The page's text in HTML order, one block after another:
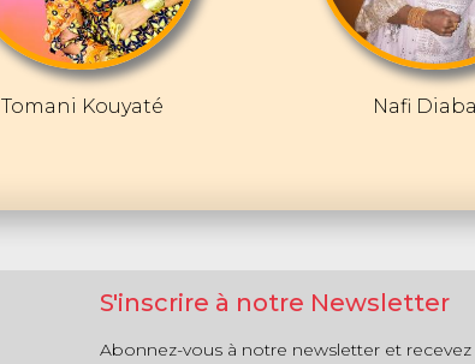
Tomani Kouyaté Nafi
S'inscrire à notre Newsletter
Abonnez-vous à notre newsletter et recevez